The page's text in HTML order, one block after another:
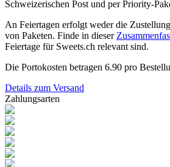
Schweizerischen Post und per Priority-
An Feiertagen erfolgt weder die
von Paketen. Finde in dieser
Feiertage für Sweets.ch relevant sind.
Die Portokosten betragen 6.90 pro
Details zum Versand
Zahlungsarten